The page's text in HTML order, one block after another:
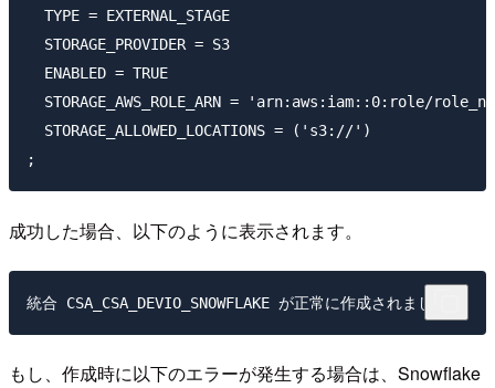
  TYPE = EXTERNAL_STAGE
  STORAGE_PROVIDER = S3
  ENABLED = TRUE
STORAGE_AWS_ROLE_ARN = 'arn:aws:iam::0:role/
  STORAGE_ALLOWED_LOCATIONS = ('s3://')
成功した場合、以下のように表示されます。
もし、作成時に以下のエラーが発生する場合は、Snowflake